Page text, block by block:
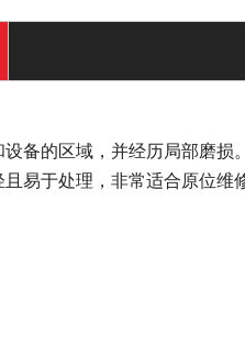
备的区域，并经历局部磨损
易于处理，非常适合原位维